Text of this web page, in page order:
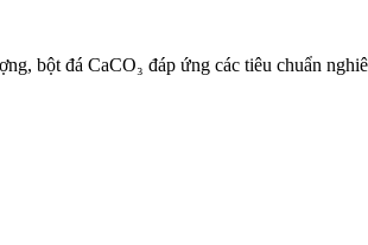
bột đá CaCO₃ đáp ứng các tiêu chuẩn